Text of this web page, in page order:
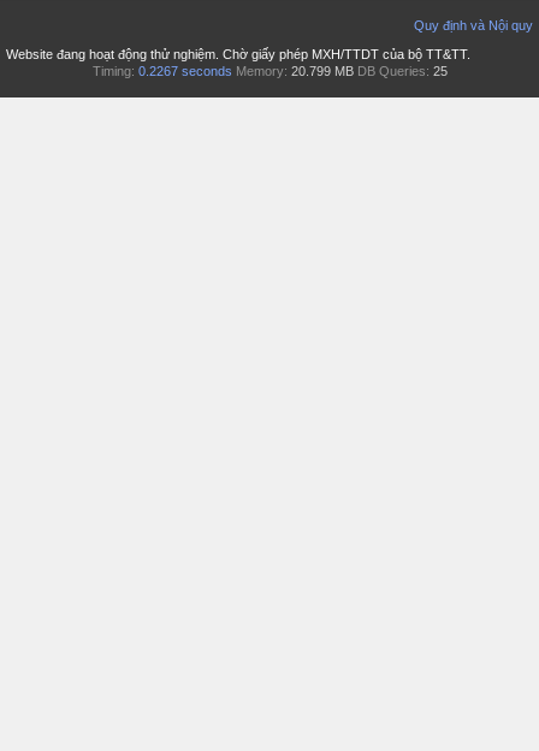
Quy định và Nội quy
Website đang hoạt động thử nghiệm. Chờ giấy phép MXH/TTDT của bộ TT&TT.
Timing: 0.2267 seconds Memory: 20.799 MB DB Queries: 25